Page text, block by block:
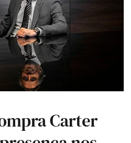
Carter